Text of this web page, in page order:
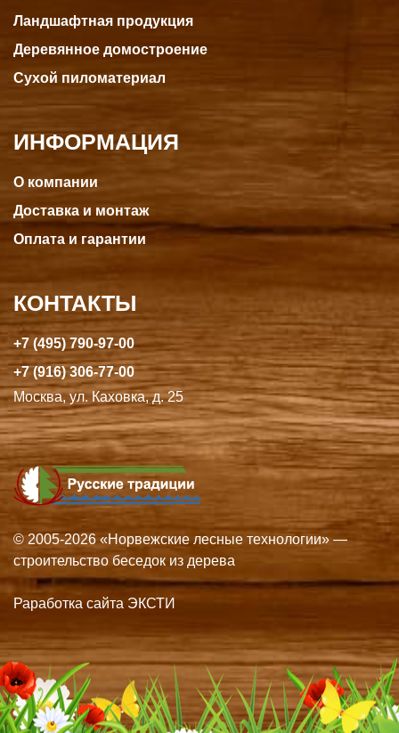
Ландшафтная продукция
Деревянное домостроение
Сухой пиломатериал
ИНФОРМАЦИЯ
О компании
Доставка и монтаж
Оплата и гарантии
КОНТАКТЫ
+7 (495) 790-97-00
+7 (916) 306-77-00
Москва, ул. Каховка, д. 25
© 2005-2026 «Норвежские лесные технологии» —
строительство беседок из дерева
Раработка сайта ЭКСТИ